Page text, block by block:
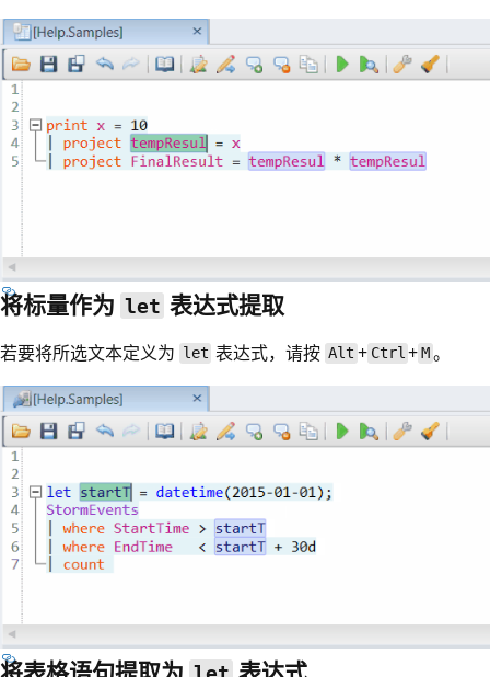
将标量作为 let 表达式提取
若要将所选文本定义为 let 表达式，请按Alt + Ctrl +M。